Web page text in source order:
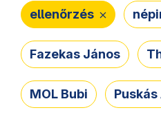
ellenőrzés
Fazekas János
MOL Bubi